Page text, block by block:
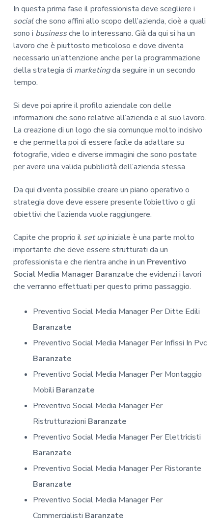
In questa prima fase il professionista deve scegliere i
socialche sono affini allo scopo dell’azienda, cioè a quali
sono i businessche lo interessano. Già da qui si ha un
lavoro che è piuttosto meticoloso e dove diventa
necessario un’attenzione anche per la programmazione
della strategia di marketingda seguire in un secondo
tempo.
Si deve poi aprire il profilo aziendale con delle
informazioni che sono relative all’azienda e al suo lavoro.
La creazione di un logo che sia comunque molto incisivo
e che permetta poi di essere facile da adattare su
fotografie, video e diverse immagini che sono postate
per avere una valida pubblicità dell’azienda stessa.
Da qui diventa possibile creare un piano operativo o
strategia dove deve essere presente l’obiettivo o gli
obiettivi che l’azienda vuole raggiungere.
Capite che proprio il set upiniziale è una parte molto
importante che deve essere strutturati da un
professionista e che rientra anche in un Preventivo
Social Media Manager Baranzateche evidenzi i lavori
che verranno effettuati per questo primo passaggio.
Preventivo Social Media Manager Per Ditte Edili
Baranzate
Preventivo Social Media Manager Per Infissi In Pvc
Baranzate
Preventivo Social Media Manager Per Montaggio
Mobili Baranzate
Preventivo Social Media Manager Per
Ristrutturazioni Baranzate
Preventivo Social Media Manager Per Elettricisti
Baranzate
Preventivo Social Media Manager Per Ristorante
Baranzate
Preventivo Social Media Manager Per
Commercialisti Baranzate